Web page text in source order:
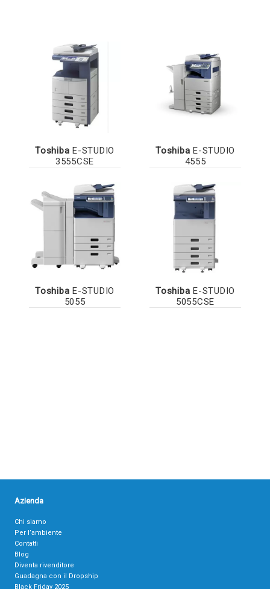
Toshiba E-STUDIO
3555CSE
Toshiba E-STUDIO
4555
Toshiba E-STUDIO
5055
Toshiba E-STUDIO
5055CSE
Azienda
Chi siamo
Per l’ambiente
Contatti
Blog
Diventa rivenditore
Guadagna con il Dropship
Black Friday 2025